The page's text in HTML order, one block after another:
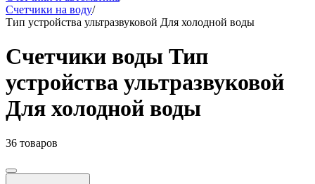
Счетчики на воду/
Тип устройства ультразвуковой Для холодной воды
Счетчики воды Тип
устройства ультразвуковой
Для холодной воды
36 товаров